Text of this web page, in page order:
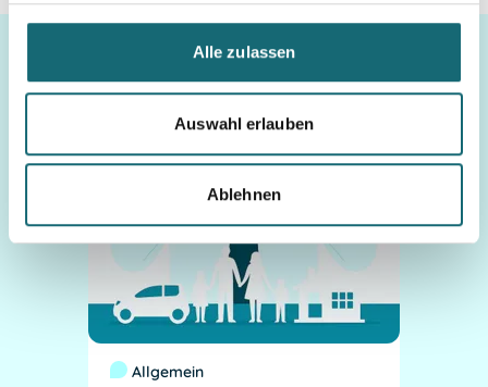
Alle zulassen
Auswahl erlauben
Ablehnen
Ratgeber
Allgemein